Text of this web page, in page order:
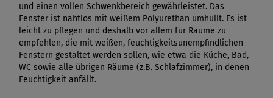
und einen vollen Schwenkbereich gewährleistet. Das
Fenster ist nahtlos mit weißem Polyurethan umhüllt. Es ist
leicht zu pflegen und deshalb vor allem für Räume zu
empfehlen, die mit weißen, feuchtigkeitsunempfindlichen
Fenstern gestaltet werden sollen, wie etwa die Küche, Bad,
WC sowie alle übrigen Räume (z.B. Schlafzimmer), in denen
Feuchtigkeit anfällt.